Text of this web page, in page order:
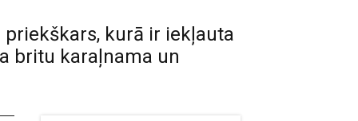
kurā ir iekļauta
britu karaļnama un